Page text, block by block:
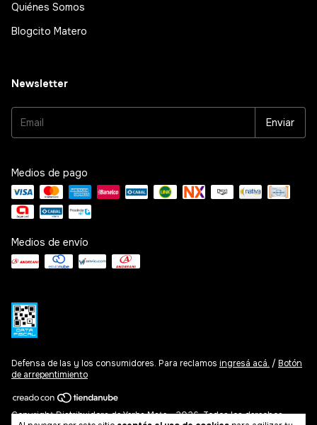
Quiénes Somos
Blogcito Matero
Newsletter
Medios de pago
Medios de envío
Defensa de las y los consumidores. Para reclamos ingresá acá. / Botón
de arrepentimiento
Copyright Distribuidora de Yerba Mate - 2026. Todos los derechos